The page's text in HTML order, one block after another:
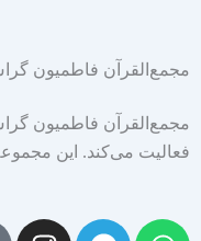
مجمع‌القرآن فاطمیون
مجمع‌القرآن فاطمیون
فعالیت می‌کند. این
W
T
I